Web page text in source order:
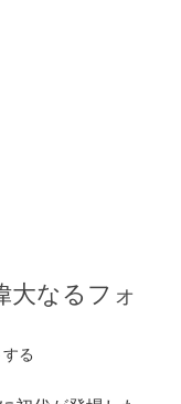
なるフォ
る